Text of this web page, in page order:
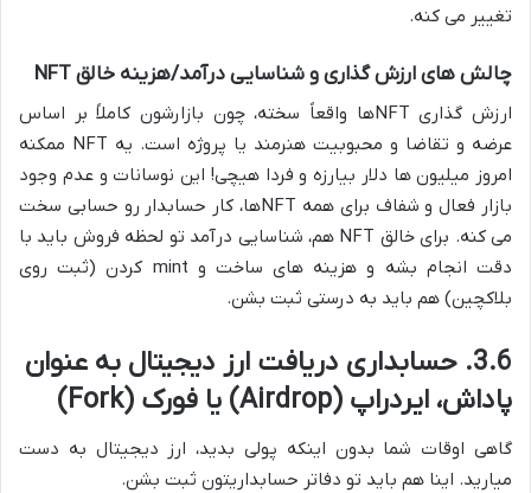
تغییر می کنه.
چالش های ارزش گذاری و شناسایی درآمد/هزینه خالق NFT
ارزش گذاری NFTها واقعاً سخته، چون بازارشون کاملاً بر اساس
عرضه و تقاضا و محبوبیت هنرمند یا پروژه است. یه NFT ممکنه
امروز میلیون ها دلار بیارزه و فردا هیچی! این نوسانات و عدم وجود
بازار فعال و شفاف برای همه NFTها، کار حسابدار رو حسابی سخت
می کنه. برای خالق NFT هم، شناسایی درآمد تو لحظه فروش باید با
دقت انجام بشه و هزینه های ساخت و mint کردن (ثبت روی
بلاکچین) هم باید به درستی ثبت بشن.
3.6. حسابداری دریافت ارز دیجیتال به عنوان
پاداش، ایردراپ (Airdrop) یا فورک (Fork)
گاهی اوقات شما بدون اینکه پولی بدید، ارز دیجیتال به دست
میارید. اینا هم باید تو دفاتر حسابداریتون ثبت بشن.